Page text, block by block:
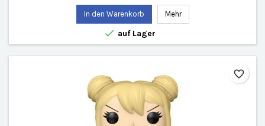
In den Warenkorb Mehr
 auf Lager
favorite_border